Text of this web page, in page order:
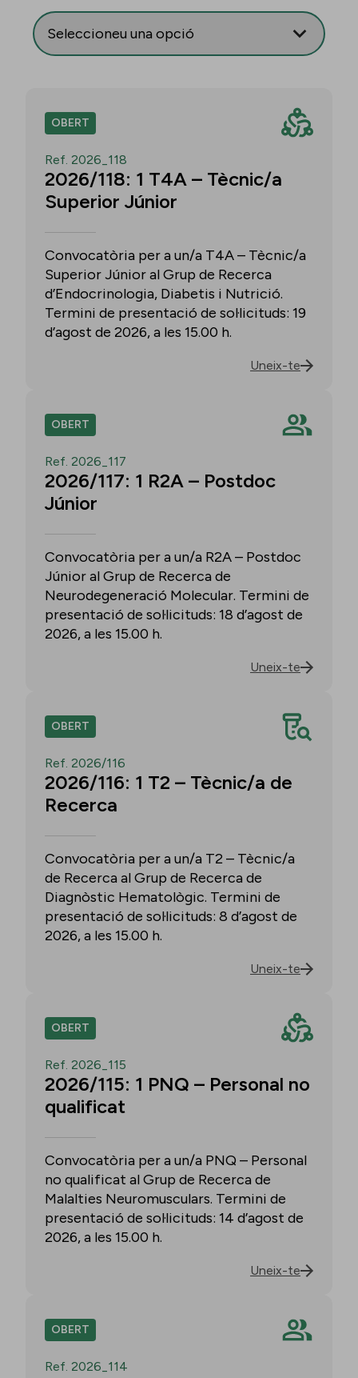
OBERT
Ref. 2026_118
2026/118: 1 T4A – Tècnic/a
Superior Júnior
Convocatòria per a un/a T4A – Tècnic/a
Superior Júnior al Grup de Recerca
d’Endocrinologia, Diabetis i Nutrició.
Termini de presentació de sol·licituds: 19
d’agost de 2026, a les 15.00 h.
Uneix-te
OBERT
Ref. 2026_117
2026/117: 1 R2A – Postdoc
Júnior
Convocatòria per a un/a R2A – Postdoc
Júnior al Grup de Recerca de
Neurodegeneració Molecular. Termini de
presentació de sol·licituds: 18 d’agost de
2026, a les 15.00 h.
Uneix-te
OBERT
Ref. 2026/116
2026/116: 1 T2 – Tècnic/a de
Recerca
Convocatòria per a un/a T2 – Tècnic/a
de Recerca al Grup de Recerca de
Diagnòstic Hematològic. Termini de
presentació de sol·licituds: 8 d’agost de
2026, a les 15.00 h.
Uneix-te
OBERT
Ref. 2026_115
2026/115: 1 PNQ – Personal no
qualificat
Convocatòria per a un/a PNQ – Personal
no qualificat al Grup de Recerca de
Malalties Neuromusculars. Termini de
presentació de sol·licituds: 14 d’agost de
2026, a les 15.00 h.
Uneix-te
OBERT
Ref. 2026_114